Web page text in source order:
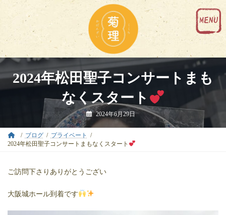
ツ
へ
ス
ッ
シ
ョ
ン
移
2024年松田聖子コンサートまも
なくスタート
2024年6月29日
ブログ
プライベート
2024年松田聖子コンサートまもなくスタート
ご訪問下さりありがとうござい
大阪城ホール到着です